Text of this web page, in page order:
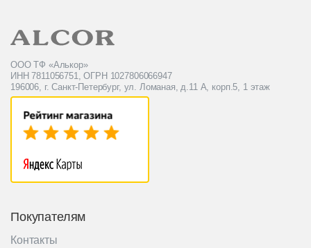
ООО ТФ «Алькор»
ИНН 7811056751, ОГРН 1027806066947
196006, г. Санкт-Петербург, ул. Ломаная, д.11 А, корп.5, 1 этаж
Покупателям
Контакты